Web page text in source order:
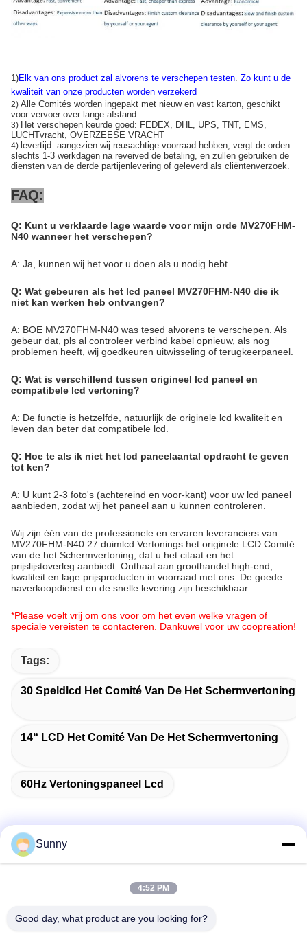
1)Elk van ons product zal alvorens te verschepen testen. Zo kunt u de
kwaliteit van onze producten worden verzekerd
2) Alle Comités worden ingepakt met nieuw en vast karton, geschikt
voor vervoer over lange afstand.
3) Het verschepen keurde goed: FEDEX, DHL, UPS, TNT, EMS,
LUCHTvracht, OVERZEESE VRACHT
4) levertijd: aangezien wij reusachtige voorraad hebben, vergt de orden
slechts 1-3 werkdagen na reveived de betaling, en zullen gebruiken de
diensten van de derde partijenlevering of geleverd als cliëntenverzoek.
FAQ:
Q: Kunt u verklaarde lage waarde voor mijn orde MV270FHM-
N40 wanneer het verschepen?
A: Ja, kunnen wij het voor u doen als u nodig hebt.
Q: Wat gebeuren als het lcd paneel MV270FHM-N40 die ik
niet kan werken heb ontvangen?
A: BOE MV270FHM-N40 was tesed alvorens te verschepen. Als
gebeur dat, pls al controleer verbind kabel opnieuw, als nog
problemen heeft, wij goedkeuren uitwisseling of terugkeerpaneel.
Q: Wat is verschillend tussen origineel lcd paneel en
compatibele lcd vertoning?
A: De functie is hetzelfde, natuurlijk de originele lcd kwaliteit en
leven dan beter dat compatibele lcd.
Q: Hoe te als ik niet het lcd paneelaantal opdracht te geven
tot ken?
A: U kunt 2-3 foto's (achtereind en voor-kant) voor uw lcd paneel
aanbieden, zodat wij het paneel aan u kunnen controleren.
Wij zijn één van de professionele en ervaren leveranciers van
MV270FHM-N40 27 duimlcd Vertonings het originele LCD Comité
van de het Schermvertoning, dat u het citaat en het
prijslijstoverleg aanbiedt. Onthaal aan groothandel high-end,
kwaliteit en lage prijsproducten in voorraad met ons. De goede
naverkoopdienst en de snelle levering zijn beschikbaar.
*Please voelt vrij om ons voor om het even welke vragen of
speciale vereisten te contacteren. Dankuwel voor uw coopreation!
Tags:
30 Speldlcd Het Comité Van De Het Schermvertoning
14“ LCD Het Comité Van De Het Schermvertoning
60Hz Vertoningspaneel Lcd
Gebouw A, VERSINO Gebouw, Longhua New District,
Sunny
4:52 PM
Good day, what product are you looking for?